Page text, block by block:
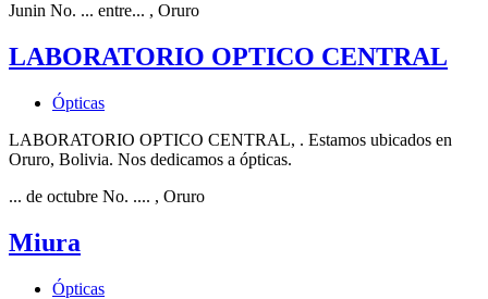
Junin No. ... entre... , Oruro
LABORATORIO OPTICO CENTRAL
Ópticas
LABORATORIO OPTICO CENTRAL, . Estamos ubicados en
Oruro, Bolivia. Nos dedicamos a ópticas.
... de octubre No. .... , Oruro
Miura
Ópticas